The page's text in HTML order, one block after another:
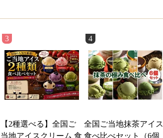
【2種選べる】全国ご
当地アイスクリーム 食
3
全国ご当地抹茶アイス
食べ比べセット（6個
4